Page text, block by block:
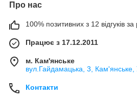
Про нас
100% позитивних з 12 відгуків за
Працює з 17.12.2011
м. Кам'янське
вул.Гайдамацька, 3, Кам'янське,
Контакти